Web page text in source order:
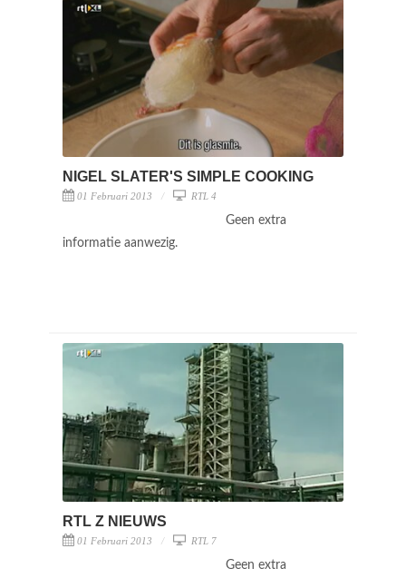
NIGEL SLATER'S SIMPLE COOKING
01 Februari 2013 RTL 4
Geen extra
informatie aanwezig.
RTL Z NIEUWS
01 Februari 2013 RTL 7
Geen extra